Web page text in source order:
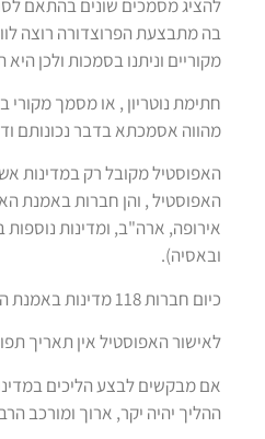
להציג מסמכים שונים בהתאם
בה מתבצעת הפרוצדורה רוצה
מקוריים וניתנו בסמכות ולכן
חתימת נוטריון , או מסמך מקורי
מהווה אסמכתא בדבר נכונותם
האפוסטיל מקובל רק במדינות
האפוסטיל , והן חברות באמנת
אירופה, ארה"ב, ומדינות
ובאסיה).
כיום חברות 118 מדינות באמנת האג ( אפוסטיל).
לאישור האפוסטיל אין תאריך
אם מבקשים לבצע הליכים
ההליך יהיה יקר, ארוך ומורכב